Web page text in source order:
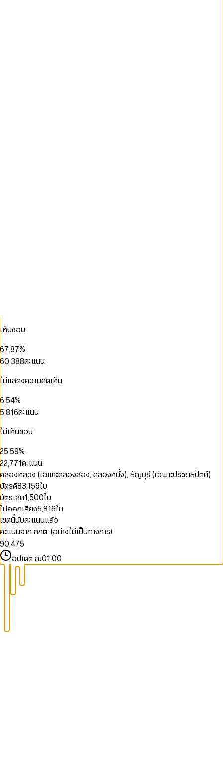
เห็นชอบ
2
4
6
7
8
9
5
7
8
9
.
6
8
9
5
7
8
9
%
2
3
5
6
8
0
2
4
5
6
7
8
,
0
2
3
5
7
8
9
5
7
8
5
6
7
8คะแนน
ไม่แสดงความคิดเห็น
0
1
2
4
6
7
8
9
.
0
1
3
5
6
7
8
9
0
2
4
5
6
7
8
9
%
0
1
2
3
4
5
7
9
,
1
2
3
4
5
6
7
8
0
1
3
5
6
7
8
9
0
1
2
3
4
5
6
8
คะแนน
ไม่เห็นชอบ
0
2
3
4
5
6
7
8
9
0
1
3
5
6
7
8
9
.
0
1
3
5
6
7
8
9
1
3
4
5
7
9%
0
1
2
3
4
5
6
7
8
9
0
1
2
3
4
5
6
7
8
9
,
0
1
2
3
4
5
6
7
8
9
0
1
2
3
4
5
6
7
8
9
0
1
2
3
4
5
6
7
8
9
คะแนน
คลองหลวง (เฉพาะคลองสอง, คลองหนึ่ง), ธัญบุรี (เฉพาะประชาธิปัตย์)
บัตรดี83,159ใบ
บัตรเสีย1,500ใบ
ไม่ออกเสียง5,816ใบ
เขตนี้นับคะแนนแล้ว
คะแนนจาก กกต. (อย่างไม่เป็นทางการ)
0
1
2
3
4
5
6
7
8
90
1
2
,
0
1
2
3
4
5
6
7
0
1
2
3
4
5
6
7
8
9
0
1
2
3
4
5
6
7
8
อัปเดต ณ01:00